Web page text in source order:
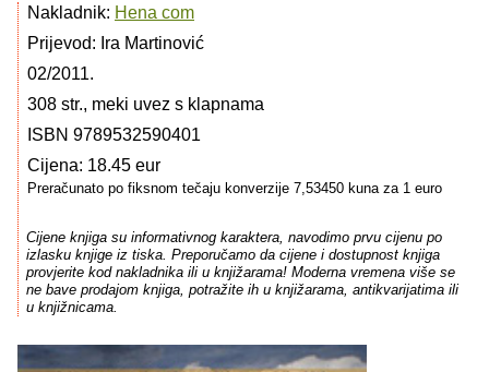
Nakladnik: Hena com
Prijevod: Ira Martinović
02/2011.
308 str., meki uvez s klapnama
ISBN 9789532590401
Cijena: 18.45 eur
Preračunato po fiksnom tečaju konverzije 7,53450 kuna za 1 euro
Cijene knjiga su informativnog karaktera, navodimo prvu cijenu po
izlasku knjige iz tiska. Preporučamo da cijene i dostupnost knjiga
provjerite kod nakladnika ili u knjižarama! Moderna vremena više se
ne bave prodajom knjiga, potražite ih u knjižarama, antikvarijatima ili
u knjižnicama.